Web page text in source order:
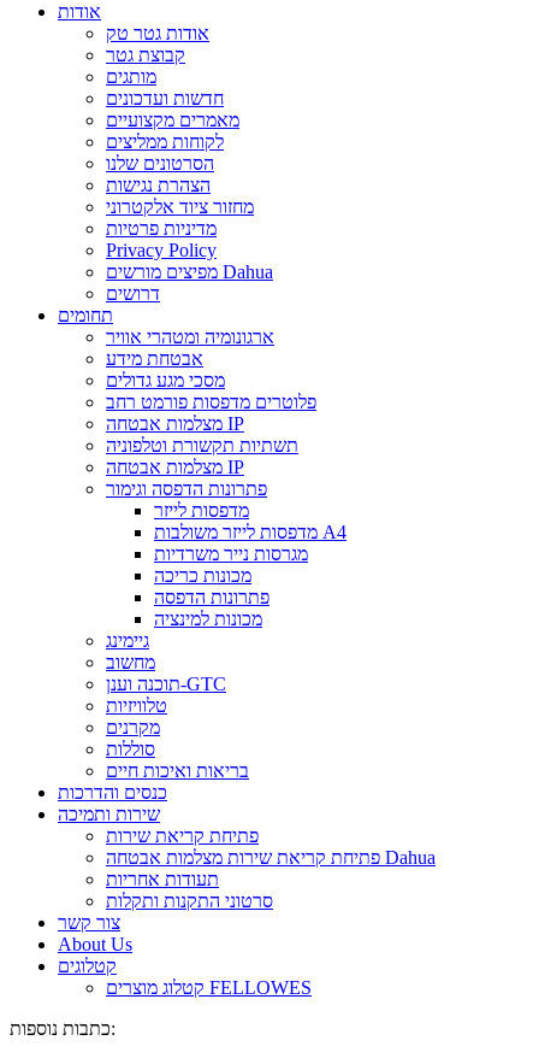
אודות
אודות גטר טק
קבוצת גטר
מותגים
חדשות ועדכונים
מאמרים מקצועיים
לקוחות ממליצים
הסרטונים שלנו
הצהרת נגישות
מחזור ציוד אלקטרוני
מדיניות פרטיות
Privacy Policy
מפיצים מורשים Dahua
דרושים
תחומים
ארגונומיה ומטהרי אוויר
אבטחת מידע
מסכי מגע גדולים
פלוטרים מדפסות פורמט רחב
מצלמות אבטחה IP
תשתיות תקשורת וטלפוניה
מצלמות אבטחה IP
פתרונות הדפסה וגימור
מדפסות לייזר
מדפסות לייזר משולבות A4
מגרסות נייר משרדיות
מכונות כריכה
פתרונות הדפסה
מכונות למינציה
גיימינג
מחשוב
תוכנה וענן-GTC
טלוויזיות
מקרנים
סוללות
בריאות ואיכות חיים
כנסים והדרכות
שירות ותמיכה
פתיחת קריאת שירות
פתיחת קריאת שירות מצלמות אבטחה Dahua
תעודות אחריות
סרטוני התקנות ותקלות
צור קשר
About Us
קטלוגים
קטלוג מוצרים FELLOWES
כתבות נוספות: